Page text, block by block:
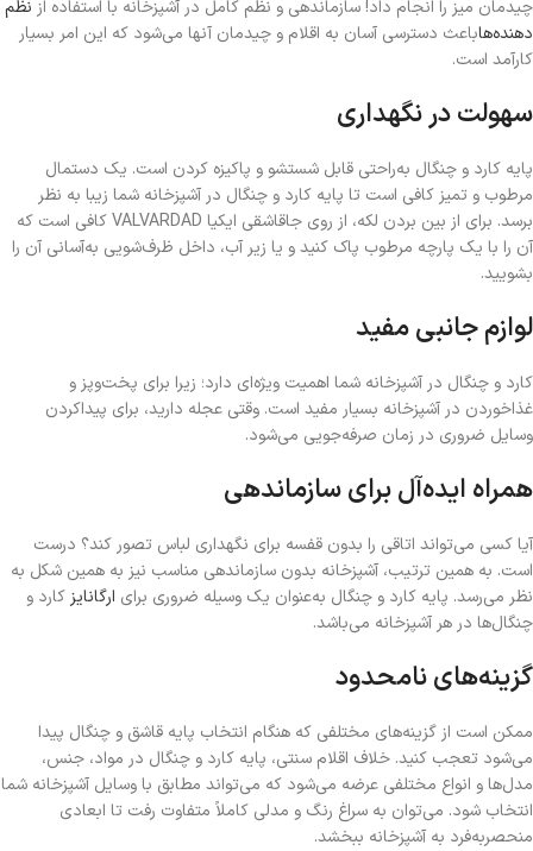
چیدمان میز را انجام داد! سازماندهی و نظم کامل در آشپزخانه با استفاده از نظم‌
دهنده‌هاباعث دسترسی آسان به اقلام و چیدمان آنها می‌شود که این امر بسیار
کارآمد است.
سهولت در نگهداری
پایه کارد و چنگال به‌راحتی قابل شستشو و پاکیزه کردن است. یک دستمال
مرطوب و تمیز کافی است تا پایه کارد و چنگال در آشپزخانه شما زیبا به نظر
برسد. برای از بین‌ بردن لکه، از روی جاقاشقی ایکیا VALVARDAD کافی است که
آن را با یک‌ پارچه مرطوب پاک کنید و یا زیر آب، داخل ظرف‌شویی به‌آسانی آن را
بشویید.
لوازم جانبی مفید
کارد و چنگال در آشپزخانه شما اهمیت ویژه‌ای دارد؛ زیرا برای پخت‌وپز و
غذاخوردن در آشپزخانه بسیار مفید است. وقتی عجله دارید، برای پیداکردن
وسایل ضروری در زمان صرفه‌جویی می‌شود.
همراه ایده‌آل برای سازماندهی
آیا کسی می‌تواند اتاقی را بدون قفسه برای نگهداری لباس تصور کند؟ درست
است. به همین ترتیب، آشپزخانه بدون سازماندهی مناسب نیز به همین شکل به
نظر می‌رسد. پایه کارد و چنگال به‌عنوان یک وسیله ضروری برای ارگانایز کارد و
چنگال‌ها در هر آشپزخانه می‌باشد.
گزینه‌های نامحدود
ممکن است از گزینه‌های مختلفی که هنگام انتخاب پایه قاشق و چنگال پیدا
می‌شود تعجب کنید. خلاف اقلام سنتی، پایه کارد و چنگال در مواد، جنس،
مدل‌ها و انواع مختلفی عرضه می‌شود که می‌تواند مطابق با وسایل آشپزخانه شما
انتخاب شود. می‌توان به سراغ رنگ و مدلی کاملاً متفاوت رفت تا ابعادی
منحصربه‌فرد به آشپزخانه ببخشد.